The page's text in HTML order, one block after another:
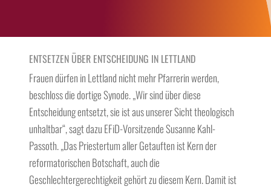
ENTSETZEN ÜBER ENTSCHEIDUNG IN LETTLAND
Frauen dürfen in Lettland nicht mehr Pfarrerin werden,
beschloss die dortige Synode. „Wir sind über diese
Entscheidung entsetzt, sie ist aus unserer Sicht theologisch
unhaltbar“, sagt dazu EFiD-Vorsitzende Susanne Kahl-
Passoth. „Das Priestertum aller Getauften ist Kern der
reformatorischen Botschaft, auch die
Geschlechtergerechtigkeit gehört zu diesem Kern. Damit ist